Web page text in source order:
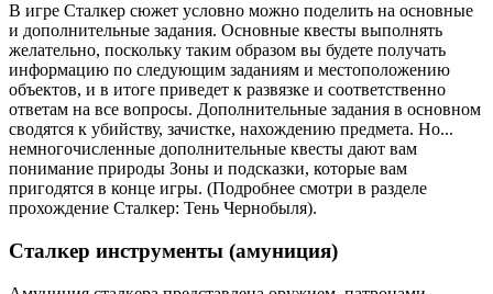
В игре Сталкер сюжет условно можно поделить на основные
и дополнительные задания. Основные квесты выполнять
желательно, поскольку таким образом вы будете получать
информацию по следующим заданиям и местоположению
объектов, и в итоге приведет к развязке и соответственно
ответам на все вопросы. Дополнительные задания в основном
сводятся к убийству, зачистке, нахождению предмета. Но...
немногочисленные дополнительные квесты дают вам
понимание природы Зоны и подсказки, которые вам
пригодятся в конце игры. (Подробнее смотри в разделе
прохождение Сталкер: Тень Чернобыля).
Сталкер инструменты (амуниция)